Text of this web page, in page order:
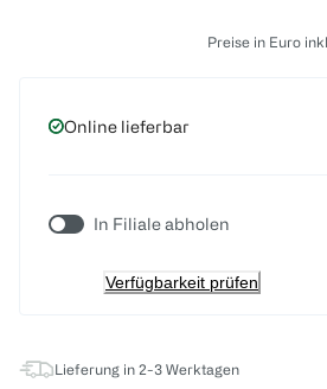
Preise in Euro
Online lieferbar
In Filiale abholen
Verfügbarkeit prüfen
Lieferung in 2-3 Werktagen